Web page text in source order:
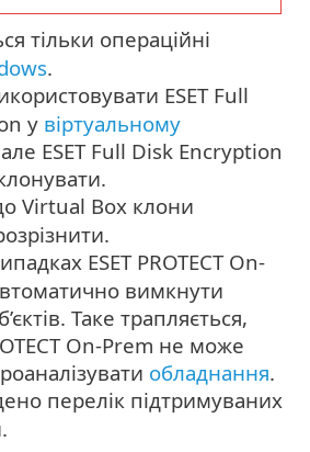
тільки операційні
.
ESET Full
у віртуальному
ESET Full Disk Encryption
Virtual Box клони
ESET PROTECT On-
вимкнути
Таке трапляється,
On-Prem не може
обладнання.
перелік підтримуваних